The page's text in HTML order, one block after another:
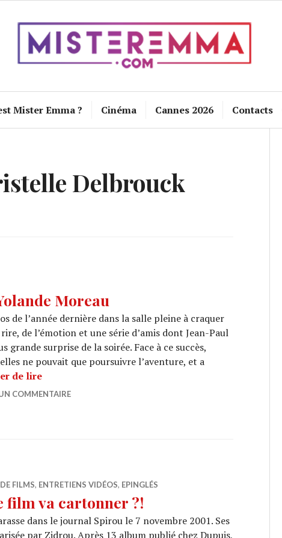
Mister Emma ? Cinéma Cannes 2026 Contacts
Delbrouck
Moreau
de l’année dernière dans la salle pleine à craquer
de l’émotion et une série d’amis dont Jean-Paul
grande surprise de la soirée. Face à ce succès,
ne pouvait que poursuivre l’aventure, et a
de lireBRFF 2017 : La Fête à Yolande Moreau
COMMENTAIRE
FILMS, ENTRETIENS VIDÉOS, EPINGLÉS
film va cartonner ?!
dans le journal Spirou le 7 novembre 2001. Ses
par Zidrou. Après 13 album publié chez Dupuis,